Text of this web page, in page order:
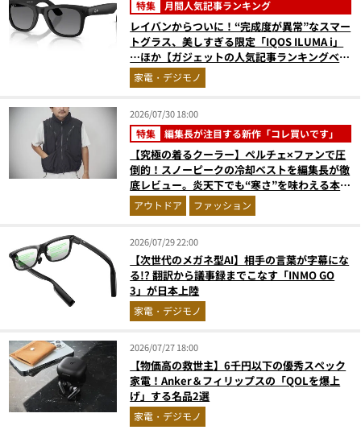
特集 月間人気記事ランキング
レイバンからついに！“完成度が異常”なスマー
トグラス、美しすぎる限定「IQOS ILUMA i」
…ほか【ガジェットの人気記事ランキングベス
ト3】（2026年6月版）
家電・デジモノ
2026/07/30 18:00
特集 編集長が注目する新作「コレ買いです」
【究極の着るクーラー】ペルチェ×ファンで圧
倒的！スノーピークの冷却ベストを編集長が徹
底レビュー。炎天下でも“寒さ”を味わえる本気
のギア『コレ買いです』Vol.172
アウトドア ファッション
2026/07/29 22:00
【次世代のメガネ型AI】相手の言葉が字幕にな
る!? 翻訳から議事録までこなす「INMO GO
3」が日本上陸
家電・デジモノ
2026/07/27 18:00
【物価高の救世主】6千円以下の優秀スペック
家電！Anker＆フィリップスの「QOLを爆上
げ」する名品2選
家電・デジモノ